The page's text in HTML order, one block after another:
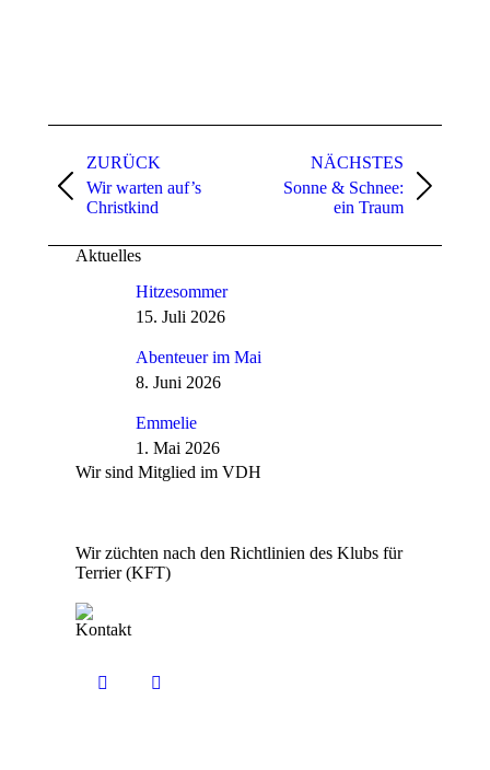
ZURÜCK
Vorheriger
Beitrag:
Wir warten auf’s
Christkind
NÄCHSTES
Nächster
Sonne & Schnee:
ein Traum
Aktuelles
Hitzesommer
15. Juli 2026
Abenteuer im Mai
8. Juni 2026
Emmelie
1. Mai 2026
Wir sind Mitglied im VDH
Wir züchten nach den Richtlinien des Klubs für
Terrier (KFT)
Kontakt
YouTubeE-